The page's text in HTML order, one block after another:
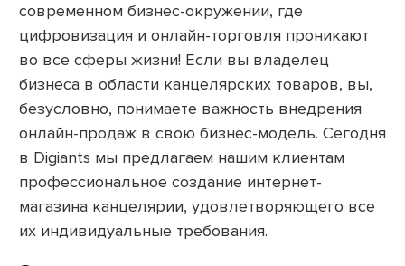
современном бизнес-окружении, где
цифровизация и онлайн-торговля проникают
во все сферы жизни! Если вы владелец
бизнеса в области канцелярских товаров, вы,
безусловно, понимаете важность внедрения
онлайн-продаж в свою бизнес-модель. Сегодня
в Digiants мы предлагаем нашим клиентам
профессиональное создание интернет-
магазина канцелярии, удовлетворяющего все
их индивидуальные требования.